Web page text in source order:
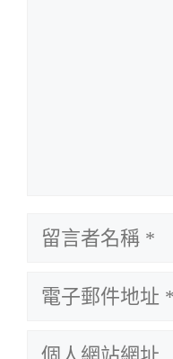
留
者
稱
電
郵
個